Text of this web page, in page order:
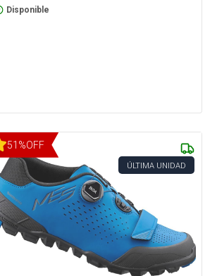
Disponible
51 %OFF
ÚLTIMA UNIDAD